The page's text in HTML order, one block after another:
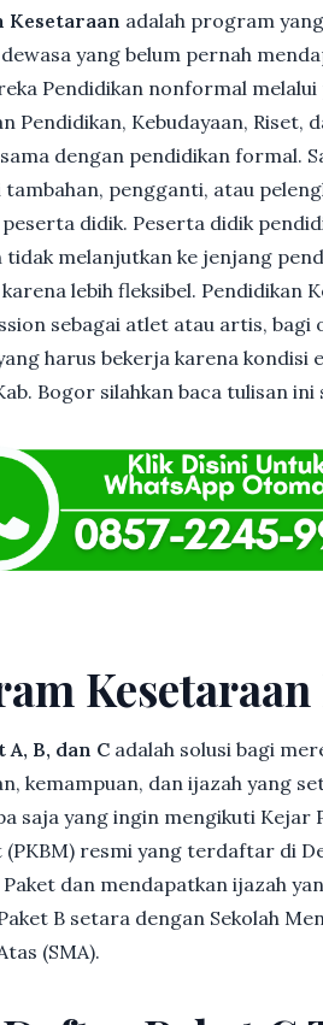
Kesetaraan adalah program
yang belum pernah
Pendidikan nonformal
Pendidikan, Kebudayaan, Riset,
dengan pendidikan formal.
tambahan, pengganti, atau
didik. Peserta didik
tidak melanjutkan ke jenjang
lebih fleksibel. Pendidikan
sebagai atlet atau artis,
harus bekerja karena
Bogor silahkan baca tulisan ini
Kesetaraan
B, dan C adalah solusi bagi
kemampuan, dan ijazah yang
saja yang ingin mengikuti
(PKBM) resmi yang terdaftar di
dan mendapatkan ijazah
B setara dengan Sekolah
(SMA).